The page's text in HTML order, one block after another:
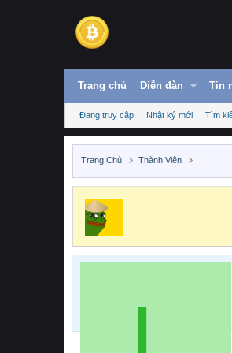
Trang chủ Diễn đàn Tin
Đang truy cập Nhật ký mới Tìm
Trang Chủ Thành Viên